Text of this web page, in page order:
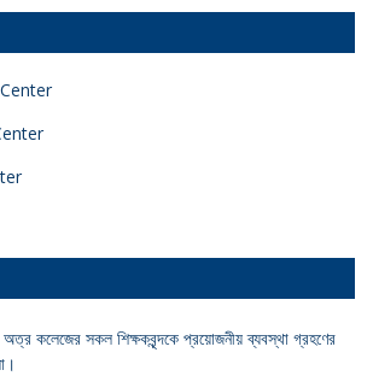
কলেজের সকল শিক্ষকবৃন্দকে প্রয়োজনীয় ব্যবস্থা গ্রহণের